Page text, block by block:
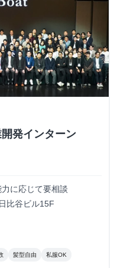
発インターン
に応じて要相談
比谷ビル15F
髪型自由 私服OK